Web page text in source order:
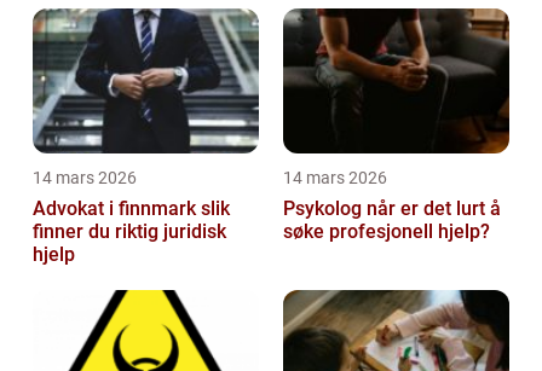
14 mars 2026
Advokat i finnmark slik
finner du riktig juridisk
hjelp
14 mars 2026
Psykolog når er det lurt å
søke profesjonell hjelp?